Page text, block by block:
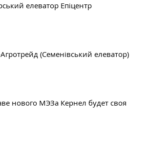
елеватор Епіцентр
(Семенівський елеватор)
нового МЭЗа Кернел будет своя